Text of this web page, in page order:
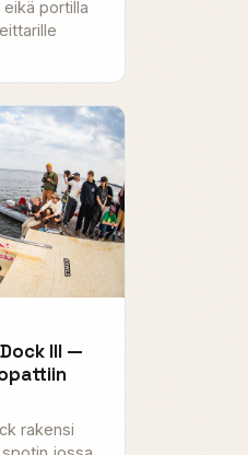
portilla
III —
rakensi